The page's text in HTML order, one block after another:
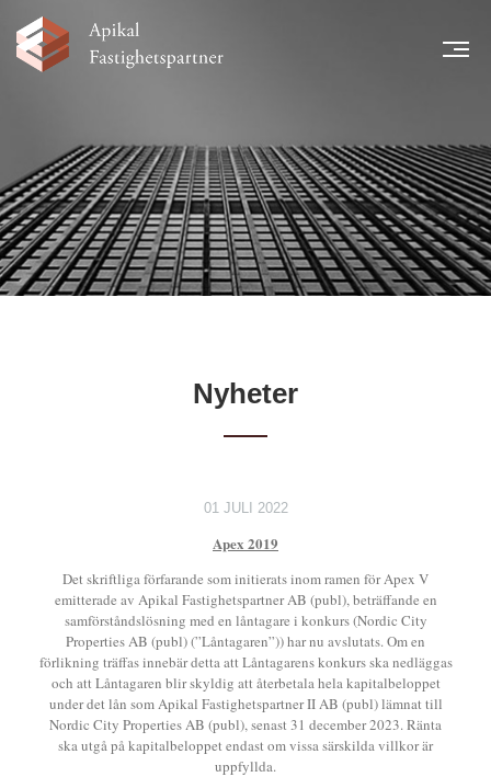
NYHETER
LÅNTAGARE
TEAM
LEGAL INFORMATION
FINANSIELL INFORMATION
Nyheter
01 JULI 2022
Apex 2019
Det skriftliga förfarande som initierats inom ramen för Apex V
emitterade av Apikal Fastighetspartner AB (publ), beträffande en
samförståndslösning med en låntagare i konkurs (Nordic City
Properties AB (publ) (”Låntagaren”)) har nu avslutats. Om en
förlikning träffas innebär detta att Låntagarens konkurs ska nedläggas
och att Låntagaren blir skyldig att återbetala hela kapitalbeloppet
under det lån som Apikal Fastighetspartner II AB (publ) lämnat till
Nordic City Properties AB (publ), senast 31 december 2023. Ränta
ska utgå på kapitalbeloppet endast om vissa särskilda villkor är
uppfyllda.